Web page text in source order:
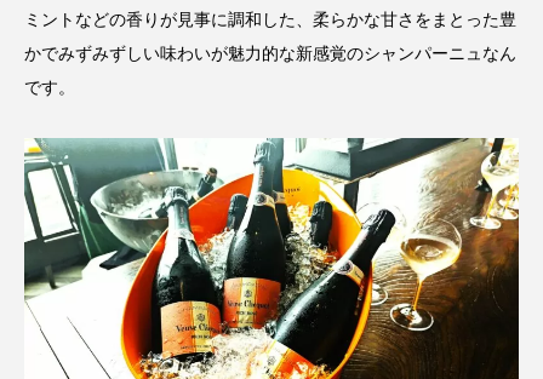
ミントなどの香りが見事に調和した、柔らかな甘さをまとった豊
かでみずみずしい味わいが魅力的な新感覚のシャンパーニュなん
です。